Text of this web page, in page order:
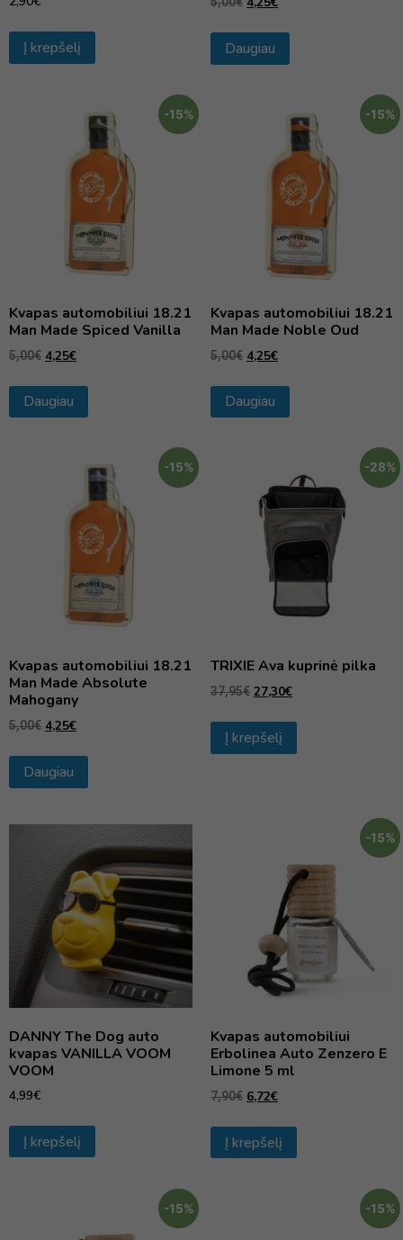
Į krepšelį Daugiau
-15%
Kvapas automobiliui 18.21
Man Made Spiced Vanilla
5,00€ 4,25€
Daugiau
-15%
Kvapas automobiliui 18.21
Man Made Noble Oud
5,00€ 4,25€
Daugiau
-15%
Kvapas automobiliui 18.21
Man Made Absolute
Mahogany
5,00€ 4,25€
Daugiau
-28%
TRIXIE Ava kuprinė pilka
37,95€ 27,30€
Į krepšelį
DANNY The Dog auto
kvapas VANILLA VOOM
VOOM
4,99€
Į krepšelį
-15%
Kvapas automobiliui
Erbolinea Auto Zenzero E
Limone 5 ml
7,90€ 6,72€
Į krepšelį
-15% -15%